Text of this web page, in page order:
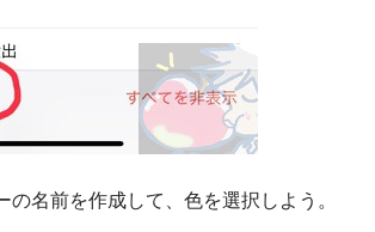
の名前を作成して、色を選択しよう。